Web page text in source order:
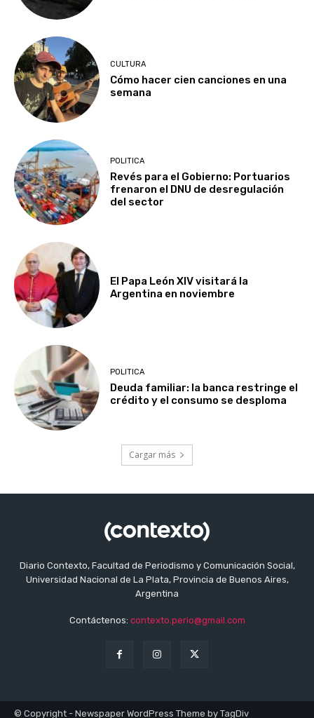
CULTURA
Cómo hacer cien canciones en una
semana
POLITICA
Revés para el Gobierno: Portuarios
frenaron el DNU de desregulación
del sector
El Papa León XIV visitará la
Argentina en noviembre
POLITICA
Deuda familiar: la banca restringe el
crédito y el consumo se desploma
Cargar más
Diario Contexto, Facultad de Periodismo y Comunicación Social,
Universidad Nacional de La Plata, Provincia de Buenos Aires,
Argentina
Contáctenos: contexto.perio@gmail.com
© Copyright - Newspaper WordPress Theme by TagDiv